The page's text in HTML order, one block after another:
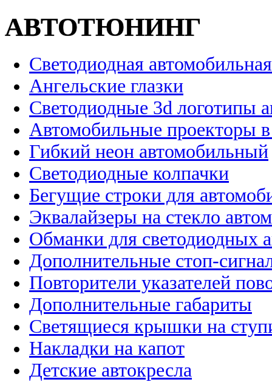
АВТОТЮНИНГ
Светодиодная
Ангельские глазки
Светодиодные 3d логотипы
Автомобильные проекторы
Гибкий неон автомобильный
Светодиодные колпачки
Бегущие строки для
Эквалайзеры на стекло
Обманки для светодиодных
Дополнительные стоп-
Повторители указателей
Дополнительные габариты
Светящиеся крышки на
Накладки на капот
Детские автокресла